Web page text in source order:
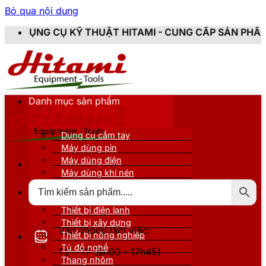
Bỏ qua nội dung
- CUNG CẤP SẢN PHẨM CHÍNH HÃNG, MỚI
Văn phòng làm việc:
T2 - T7 (8h00 - 17h45)
Danh mục sản phẩm
Dụng cụ cầm tay
Máy dùng pin
Máy dùng điện
Máy dùng khí nén
Thiết bị nâng đỡ
Thiết bị điện lạnh
Thiết bị xây dựng
Thiết bị nông nghiệp
Tủ đồ nghề
Thang nhôm